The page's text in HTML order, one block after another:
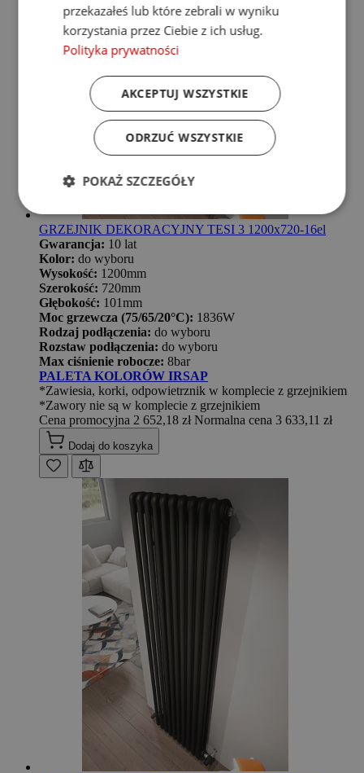
GRZEJNIK DEKORACYJNY TESI 3 1200x720-16el
Gwarancja: 10 lat
Kolor: do wyboru
Wysokość: 1200mm
Szerokość: 720mm
Głębokość: 101mm
Moc grzewcza (75/65/20°C): 1836W
Rodzaj podłączenia: do wyboru
Rozstaw podłączenia: do wyboru
Max ciśnienie robocze: 8bar
PALETA KOLORÓW IRSAP
*Zawiesia, korki, odpowietrznik w komplecie z grzejnikiem
*Zawory nie są w komplecie z grzejnikiem
Cena promocyjna 2 652,18 zł Normalna cena 3 633,11 zł
Dodaj do koszyka
przekazałeś lub które zebrali w wyniku
korzystania przez Ciebie z ich usług.
Polityka prywatności
AKCEPTUJ WSZYSTKIE
ODRZUĆ WSZYSTKIE
POKAŻ SZCZEGÓŁY